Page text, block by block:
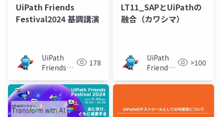
UiPath Friends
Festival2024 基調講演
UiPath
Friends
178
LT11_SAPとUiPathの
融合（カワシマ）
UiPath
Friends
>100